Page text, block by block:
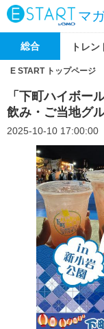
マ
総合 トレン
E START トップページ
「下町ハイボー
飲み・ご当地グ
2025-10-10 17:00:00